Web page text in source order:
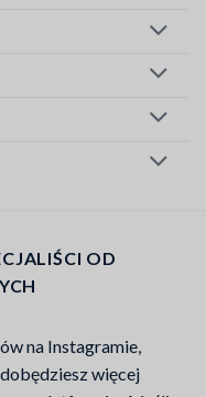
OD
na Instagramie,
więcej